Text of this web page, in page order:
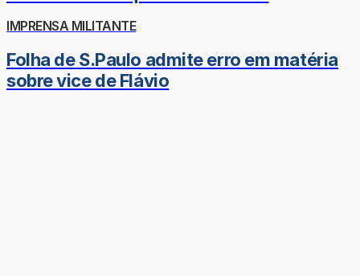
IMPRENSA MILITANTE
Folha de S.Paulo admite erro em matéria
sobre vice de Flávio